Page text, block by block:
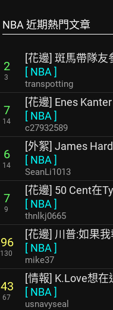
NBA 近期熱門文章
2
3
[花邊] 斑馬帶隊友
[ NBA ]
transpotting
7
14
[花邊] Enes
[ NBA ]
c27932589
6
14
[外絮] James
[ NBA ]
SeanLi1013
7
9
[花邊] 50 Cent在
[ NBA ]
thnlkj0665
96
130
[花邊] 川普:如果
[ NBA ]
mike37
43
67
[情報] K.Love想
[ NBA ]
usnavyseal